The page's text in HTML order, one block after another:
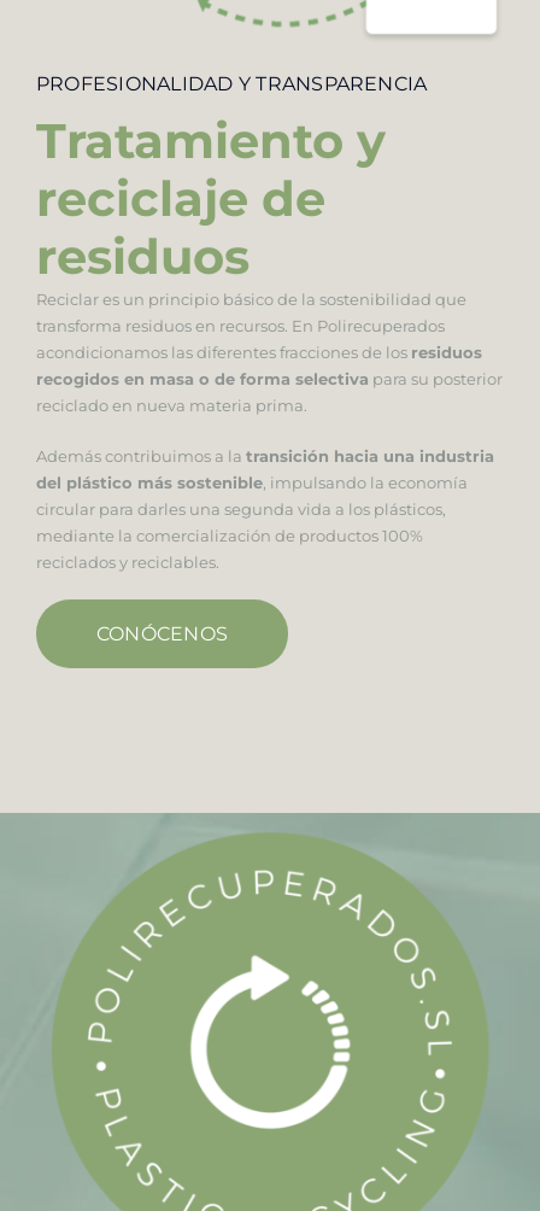
PROFESIONALIDAD Y TRANSPARENCIA
Tratamiento y
reciclaje de
residuos
Reciclar es un principio básico de la sostenibilidad que
transforma residuos en recursos. En Polirecuperados
acondicionamos las diferentes fracciones de los residuos
recogidos en masa o de forma selectiva para su posterior
reciclado en nueva materia prima.
Además contribuimos a la transición hacia una industria
del plástico más sostenible, impulsando la economía
circular para darles una segunda vida a los plásticos,
mediante la comercialización de productos 100%
reciclados y reciclables.
CONÓCENOS